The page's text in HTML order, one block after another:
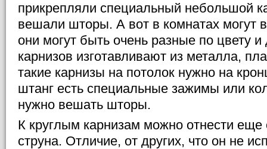
прикрепляли специальный небольшой
вешали шторы. А вот в комнатах могут
они могут быть очень разные по цвету и
карнизов изготавливают из металла,
такие карнизы на потолок нужно на
штанг есть специальные зажимы или
нужно вешать шторы.
К круглым карнизам можно отнести еще
струна. Отличие, от других, что он не